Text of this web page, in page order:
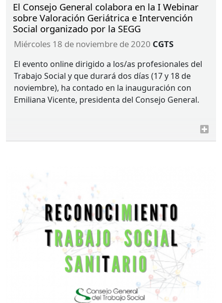
El Consejo General colabora en la I Webinar
sobre Valoración Geriátrica e Intervención
Social organizado por la SEGG
miércoles 18 de noviembre de 2020 CGTS
El evento online dirigido a los/as profesionales del
Trabajo Social y que durará dos días (17 y 18 de
noviembre), ha contado en la inauguración con
Emiliana Vicente, presidenta del Consejo General.